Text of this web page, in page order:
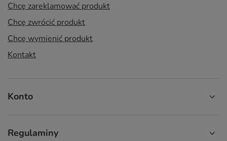
Chcę zareklamować produkt
Chcę zwrócić produkt
Chcę wymienić produkt
Kontakt
Konto
Regulaminy